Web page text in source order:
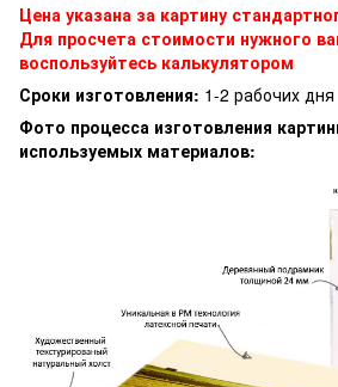
Цена указана за картину
Для просчета стоимости нужного
воспользуйтесь калькулятором
Сроки изготовления: 1-2 рабочих дня
Фото процесса изготовления
используемых материалов: